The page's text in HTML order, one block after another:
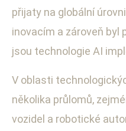
přijaty na globální
inovacím a zároveň byl
jsou technologie AI
V oblasti
několika průlomů,
vozidel a robotické